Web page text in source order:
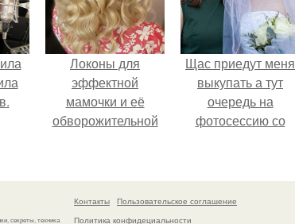
Локоны для
эффектной
мамочки и её
обворожительной
Щас приедут меня
выкупать а тут
очередь на
фотосессию со
секреты, техника
Контакты
Пользовательское соглашение
Политика конфидециальности